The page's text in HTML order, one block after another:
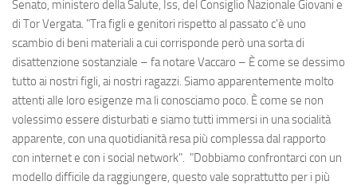
Senato, ministero della Salute, Iss, del Consiglio Nazionale Giovani e
di Tor Vergata. "Tra figli e genitori rispetto al passato c'è uno
scambio di beni materiali a cui corrisponde però una sorta di
disattenzione sostanziale – fa notare Vaccaro – È come se dessimo
tutto ai nostri figli, ai nostri ragazzi. Siamo apparentemente molto
attenti alle loro esigenze ma li conosciamo poco. È come se non
volessimo essere disturbati e siamo tutti immersi in una socialità
apparente, con una quotidianità resa più complessa dal rapporto
con internet e con i social network". "Dobbiamo confrontarci con un
modello difficile da raggiungere, questo vale soprattutto per i più